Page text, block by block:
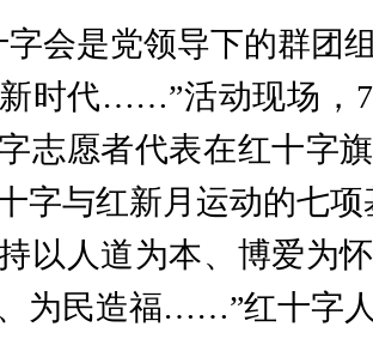
字会是党领导下的群团
时代……”活动现场，
志愿者代表在红十字
字与红新月运动的七项
以人道为本、博爱为
为民造福……”红十字